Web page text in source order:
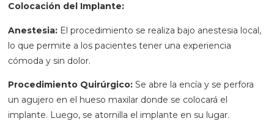
Colocación del Implante:
Anestesia: El procedimiento se realiza bajo anestesia local,
lo que permite a los pacientes tener una experiencia
cómoda y sin dolor.
Procedimiento Quirúrgico: Se abre la encía y se perfora
un agujero en el hueso maxilar donde se colocará el
implante. Luego, se atornilla el implante en su lugar.